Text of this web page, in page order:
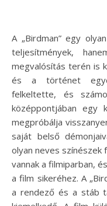
A „Birdman” egy olyan film, amely nemcsak a színészeti
teljesítmények,
megvalósítás terén is
és a történet
felkeltette, és
középpontjában egy
megpróbálja
saját belső
olyan neves színészek
vannak a filmiparban,
a film sikeréhez. A
a rendező és a stáb